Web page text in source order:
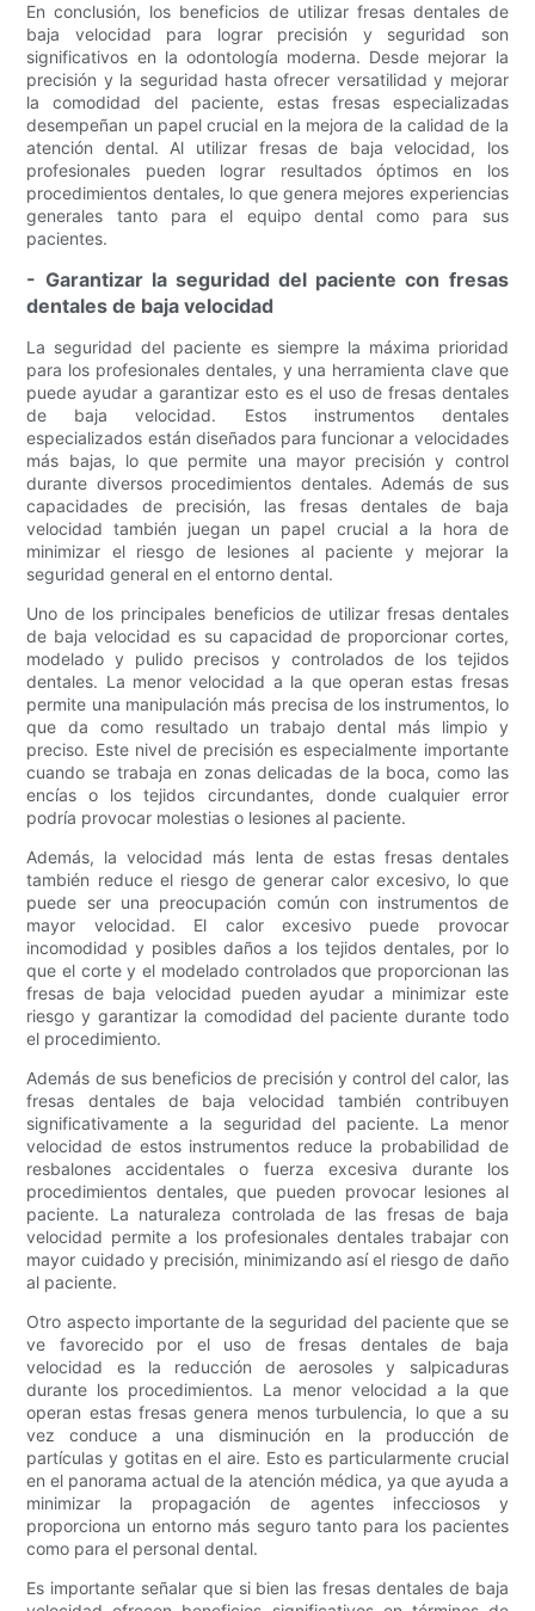
En conclusión, los beneficios de utilizar fresas dentales de
baja velocidad para lograr precisión y seguridad son
significativos en la odontología moderna. Desde mejorar la
precisión y la seguridad hasta ofrecer versatilidad y mejorar
la comodidad del paciente, estas fresas especializadas
desempeñan un papel crucial en la mejora de la calidad de la
atención dental. Al utilizar fresas de baja velocidad, los
profesionales pueden lograr resultados óptimos en los
procedimientos dentales, lo que genera mejores experiencias
generales tanto para el equipo dental como para sus
pacientes.
- Garantizar la seguridad del paciente con fresas
dentales de baja velocidad
La seguridad del paciente es siempre la máxima prioridad
para los profesionales dentales, y una herramienta clave que
puede ayudar a garantizar esto es el uso de fresas dentales
de baja velocidad. Estos instrumentos dentales
especializados están diseñados para funcionar a velocidades
más bajas, lo que permite una mayor precisión y control
durante diversos procedimientos dentales. Además de sus
capacidades de precisión, las fresas dentales de baja
velocidad también juegan un papel crucial a la hora de
minimizar el riesgo de lesiones al paciente y mejorar la
seguridad general en el entorno dental.
Uno de los principales beneficios de utilizar fresas dentales
de baja velocidad es su capacidad de proporcionar cortes,
modelado y pulido precisos y controlados de los tejidos
dentales. La menor velocidad a la que operan estas fresas
permite una manipulación más precisa de los instrumentos, lo
que da como resultado un trabajo dental más limpio y
preciso. Este nivel de precisión es especialmente importante
cuando se trabaja en zonas delicadas de la boca, como las
encías o los tejidos circundantes, donde cualquier error
podría provocar molestias o lesiones al paciente.
Además, la velocidad más lenta de estas fresas dentales
también reduce el riesgo de generar calor excesivo, lo que
puede ser una preocupación común con instrumentos de
mayor velocidad. El calor excesivo puede provocar
incomodidad y posibles daños a los tejidos dentales, por lo
que el corte y el modelado controlados que proporcionan las
fresas de baja velocidad pueden ayudar a minimizar este
riesgo y garantizar la comodidad del paciente durante todo
el procedimiento.
Además de sus beneficios de precisión y control del calor, las
fresas dentales de baja velocidad también contribuyen
significativamente a la seguridad del paciente. La menor
velocidad de estos instrumentos reduce la probabilidad de
resbalones accidentales o fuerza excesiva durante los
procedimientos dentales, que pueden provocar lesiones al
paciente. La naturaleza controlada de las fresas de baja
velocidad permite a los profesionales dentales trabajar con
mayor cuidado y precisión, minimizando así el riesgo de daño
al paciente.
Otro aspecto importante de la seguridad del paciente que se
ve favorecido por el uso de fresas dentales de baja
velocidad es la reducción de aerosoles y salpicaduras
durante los procedimientos. La menor velocidad a la que
operan estas fresas genera menos turbulencia, lo que a su
vez conduce a una disminución en la producción de
partículas y gotitas en el aire. Esto es particularmente crucial
en el panorama actual de la atención médica, ya que ayuda a
minimizar la propagación de agentes infecciosos y
proporciona un entorno más seguro tanto para los pacientes
como para el personal dental.
Es importante señalar que si bien las fresas dentales de baja